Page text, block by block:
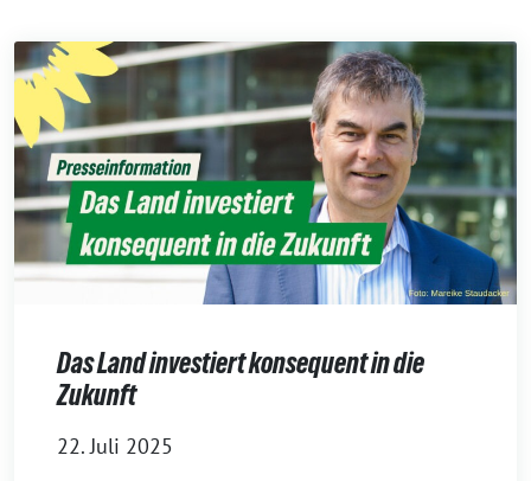
Das Land investiert konsequent in die
Zukunft
22. Juli 2025